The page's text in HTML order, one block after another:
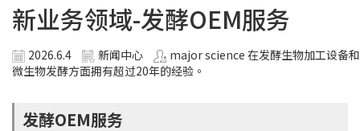
新业务领域-发酵OEM服务
2026.6.4 新闻中心
major science 在发酵生物加工设备和
微生物发酵方面拥有超过20年的经验。
发酵OEM服务